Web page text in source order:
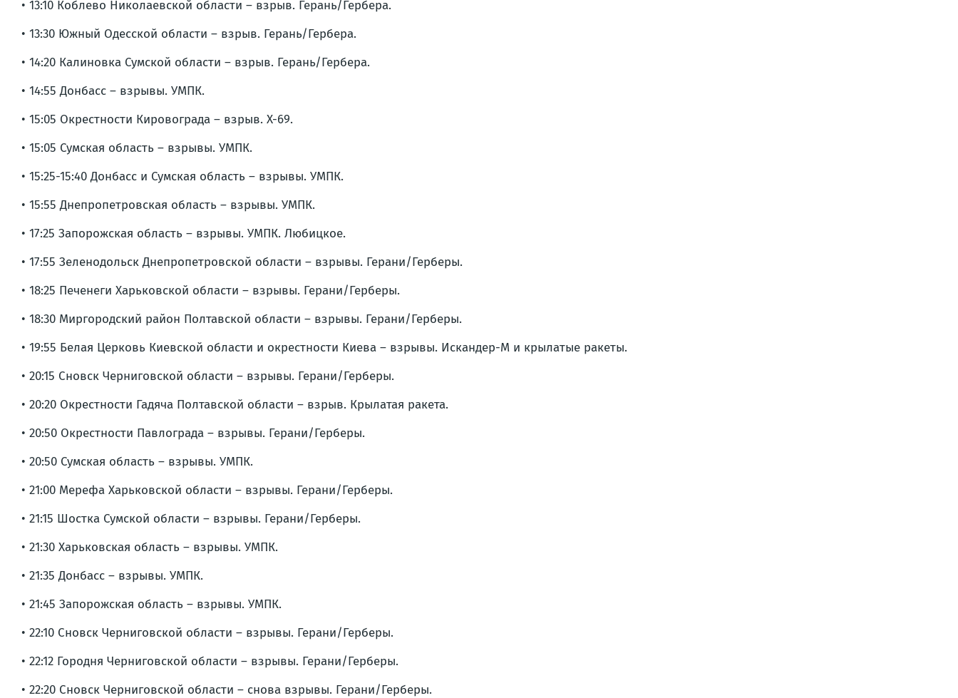
• 13:10 Коблево Николаевской области – взрыв. Герань/Гербера.
• 13:30 Южный Одесской области – взрыв. Герань/Гербера.
• 14:20 Калиновка Сумской области – взрыв. Герань/Гербера.
• 14:55 Донбасс – взрывы. УМПК.
• 15:05 Окрестности Кировограда – взрыв. Х-69.
• 15:05 Сумская область – взрывы. УМПК.
• 15:25-15:40 Донбасс и Сумская область – взрывы. УМПК.
• 15:55 Днепропетровская область – взрывы. УМПК.
• 17:25 Запорожская область – взрывы. УМПК. Любицкое.
• 17:55 Зеленодольск Днепропетровской области – взрывы. Герани/Герберы.
• 18:25 Печенеги Харьковской области – взрывы. Герани/Герберы.
• 18:30 Миргородский район Полтавской области – взрывы. Герани/Герберы.
• 19:55 Белая Церковь Киевской области и окрестности Киева – взрывы. Искандер-М и крылатые ракеты.
• 20:15 Сновск Черниговской области – взрывы. Герани/Герберы.
• 20:20 Окрестности Гадяча Полтавской области – взрыв. Крылатая ракета.
• 20:50 Окрестности Павлограда – взрывы. Герани/Герберы.
• 20:50 Сумская область – взрывы. УМПК.
• 21:00 Мерефа Харьковской области – взрывы. Герани/Герберы.
• 21:15 Шостка Сумской области – взрывы. Герани/Герберы.
• 21:30 Харьковская область – взрывы. УМПК.
• 21:35 Донбасс – взрывы. УМПК.
• 21:45 Запорожская область – взрывы. УМПК.
• 22:10 Сновск Черниговской области – взрывы. Герани/Герберы.
• 22:12 Городня Черниговской области – взрывы. Герани/Герберы.
• 22:20 Сновск Черниговской области – снова взрывы. Герани/Герберы.